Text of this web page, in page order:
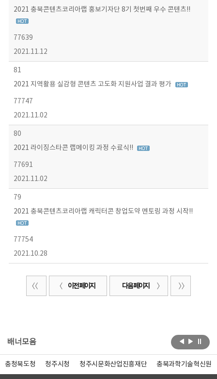
2021 충북콘텐츠코리아랩 홍보기자단 8기 첫번째 우수 콘텐츠!!
77639
2021.11.12
81
2021 지역활용 실감형 콘텐츠 고도화 지원사업 결과 평가
77747
2021.11.02
80
2021 라이징스타콘 랩메이킹 과정 수료식!!
77691
2021.11.02
79
2021 충북콘텐츠코리아랩 캐릭터콘 창업도약 멘토링 과정 시작!!
77754
2021.10.28
이전 페이지 다음 페이지
배너모음
충청북도청 청주시청 청주시문화산업진흥재단 충북과학기술혁신원